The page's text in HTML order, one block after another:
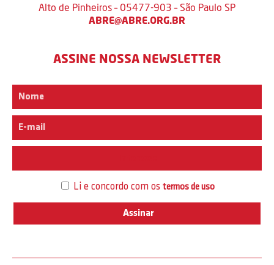
Alto de Pinheiros – 05477-903 – São Paulo SP
ABRE@ABRE.ORG.BR
ASSINE NOSSA NEWSLETTER
Li e concordo com os termos de uso